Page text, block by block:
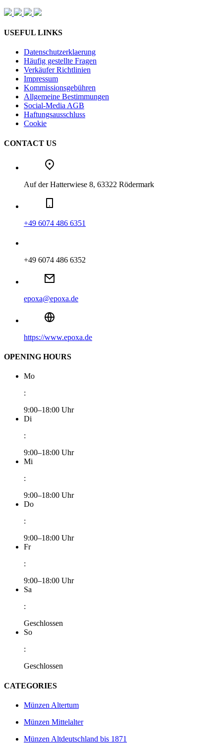
USEFUL LINKS
Datenschutzerklaerung
Häufig gestellte Fragen
Verkäufer Richtlinien
Impressum
Kommissionsgebühren
Allgemeine Bestimmungen
Social-Media AGB
Haftungsausschluss
Cookie
CONTACT US
Auf der Hatterwiese 8, 63322 Rödermark
+49 6074 486 6351
+49 6074 486 6352
epoxa@epoxa.de
https://www.epoxa.de
OPENING HOURS
Mo
:
9:00–18:00 Uhr
Di
:
9:00–18:00 Uhr
Mi
:
9:00–18:00 Uhr
Do
:
9:00–18:00 Uhr
Fr
:
9:00–18:00 Uhr
Sa
:
Geschlossen
So
:
Geschlossen
CATEGORIES
Münzen Altertum
Münzen Mittelalter
Münzen Altdeutschland bis 1871